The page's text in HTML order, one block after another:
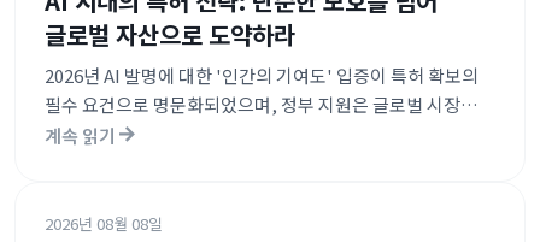
글로벌 자산으로 도약하라
2026년 AI 발명에 대한 '인간의 기여도' 입증이 특허 확보의
필수 요건으로 명문화되었으며, 정부 지원은 글로벌 시장
진출 기업에 집중되고 있습니다. 또한 특허 가치평가 지원
계속 읽기
2026년 08월 08일